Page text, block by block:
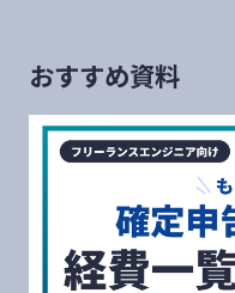
おすすめ資料